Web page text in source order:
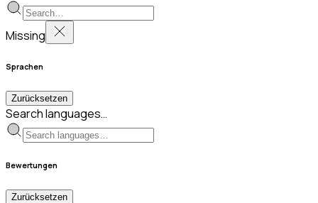
Missing
Sprachen
Zurücksetzen
Search languages…
Bewertungen
Zurücksetzen